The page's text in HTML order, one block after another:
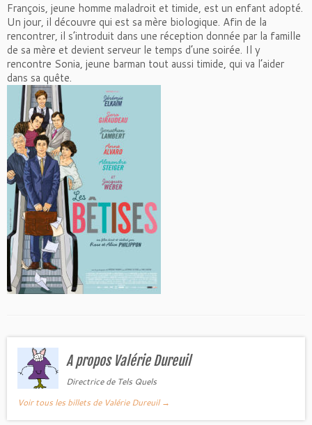
François, jeune homme maladroit et timide, est un enfant adopté.
Un jour, il découvre qui est sa mère biologique. Afin de la
rencontrer, il s’introduit dans une réception donnée par la famille
de sa mère et devient serveur le temps d’une soirée. Il y
rencontre Sonia, jeune barman tout aussi timide, qui va l’aider
dans sa quête.
A propos Valérie Dureuil
Directrice de Tels Quels
Voir tous les billets de Valérie Dureuil→